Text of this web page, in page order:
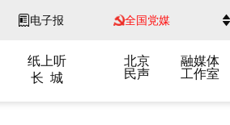
电子报 全国党媒
纸上听
长 城
北京
民声
融媒体
工作室